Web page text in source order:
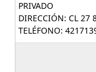
PRIVADO
DIRECCIÓN: CL 27
TELÉFONO: